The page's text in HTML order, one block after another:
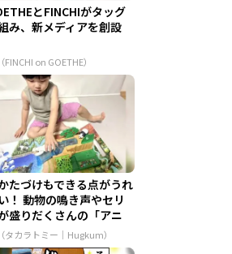
とFINCHIがタッグ
み、新メディアを創設
FINCHI on GOETHE）
たづけもできる点がうれ
！ 動物の鳴き声やセリ
盛りだくさんの「アニ
...
タカラトミー｜Hugkum）